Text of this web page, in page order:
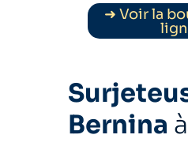
➜ Voir la
Bernina